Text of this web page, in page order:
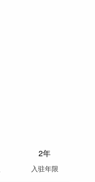
2年
入驻年限